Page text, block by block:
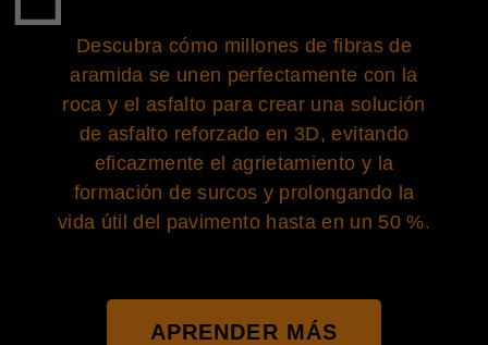
Descubra cómo millones de fibras de
aramida se unen perfectamente con la
roca y el asfalto para crear una solución
de asfalto reforzado en 3D, evitando
eficazmente el agrietamiento y la
formación de surcos y prolongando la
vida útil del pavimento hasta en un 50 %.
APRENDER MÁS